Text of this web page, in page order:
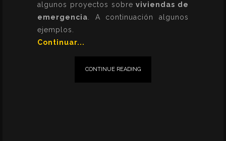
algunos proyectos sobreviviendas de
emergencia . A continuación algunos
ejemplos.
Continuar...
CONTINUE READING